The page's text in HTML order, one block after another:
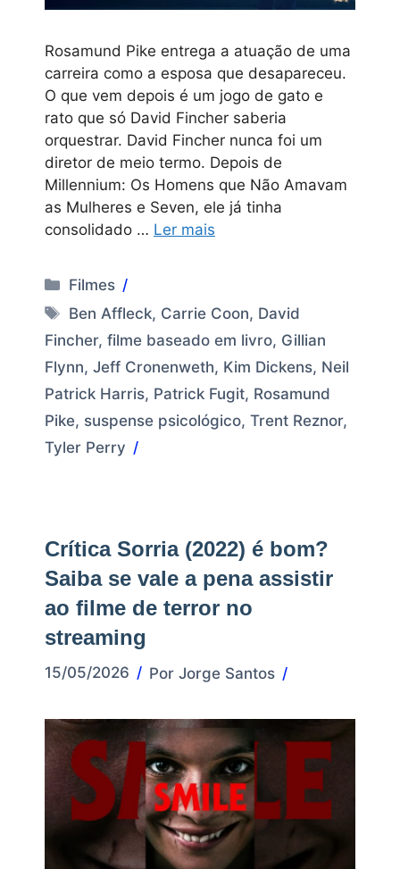
Rosamund Pike entrega a atuação de uma
carreira como a esposa que desapareceu.
O que vem depois é um jogo de gato e
rato que só David Fincher saberia
orquestrar. David Fincher nunca foi um
diretor de meio termo. Depois de
Millennium: Os Homens que Não Amavam
as Mulheres e Seven, ele já tinha
consolidado … Ler mais
Categorias
Filmes
Tags
Ben Affleck, Carrie Coon, David
Fincher, filme baseado em livro, Gillian
Flynn, Jeff Cronenweth, Kim Dickens, Neil
Patrick Harris, Patrick Fugit, Rosamund
Pike, suspense psicológico, Trent Reznor,
Tyler Perry
Crítica Sorria (2022) é bom?
Saiba se vale a pena assistir
ao filme de terror no
streaming
15/05/2026 Por Jorge Santos